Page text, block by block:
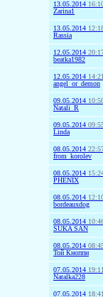
13.05.2014
Zarina1
13.05.2014
Rassia
12.05.2014
beatka1982
12.05.2014
angel_or_demon
09.05.2014
Natali_R
09.05.2014
Linda
08.05.2014
from_korolev
08.05.2014
PHENIX
08.05.2014
bordeauxdog
08.05.2014
SUKA SAN
08.05.2014
Той Кноппи
07.05.2014
Natalka228
07.05.2014